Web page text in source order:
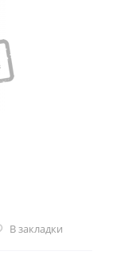
В закладки